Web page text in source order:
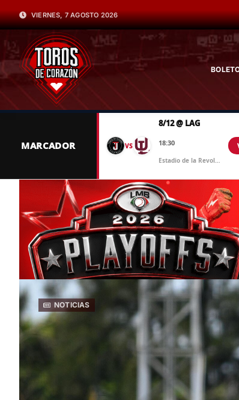
VIERNES, 7 AGOSTO 2026
MARCADOR VS
8/12 @ LAG
18:30
Estadio de la Revolucion
NOTICIAS